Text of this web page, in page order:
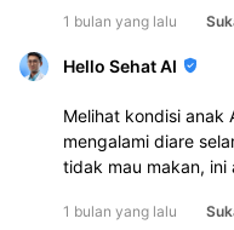
1 bulan yang lalu
Hello Sehat AI
Melihat kondisi anak
mengalami diare
tidak mau makan,
cekung merupakan
1 bulan yang lalu